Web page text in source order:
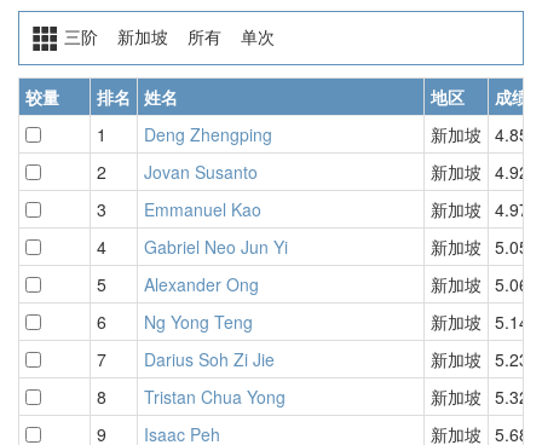
三阶 新加坡 所有 单次
较量 排名 姓名 地区
成绩
1
Deng Zhengping 新加坡 4.85
2
Jovan Susanto 新加坡 4.92
3
Emmanuel Kao 新加坡 4.97
4
Gabriel Neo Jun Yi 新加坡 5.05
5
Alexander Ong 新加坡 5.06
6
Ng Yong Teng 新加坡 5.14
7
Darius Soh Zi Jie 新加坡 5.23
8
Tristan Chua Yong 新加坡 5.32
9
Isaac Peh 新加坡 5.68